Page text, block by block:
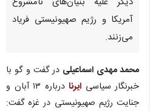
آمریکا و رژیم صهیونیستی فریاد
می‌زنند.
محمد مهدی اسماعیلی در گفت و گو با
خبرنگار سیاسی ایرنا
درباره ۱۳ آبان و
جنایت رژیم صهیونیستی در غزه گفت: